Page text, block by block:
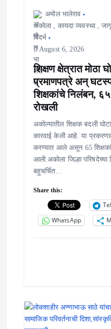
अमोल भालेराव
अकोला, कायदा व्यवस्था,
विदर्भ
August 6, 2026
शिक्षण क्षेत्रात मोठा
प्रमाणपत्रे अन्
शिक्षकांचे निलंबन,
रोखली
अकोल्यातील शिक्षक बदली
कारवाई केली आहे. या
करण्यात आले असून 65
आली.अकोला जिल्हा परिषदेच्या
बहुचर्चित…
Share this:
WhatsApp